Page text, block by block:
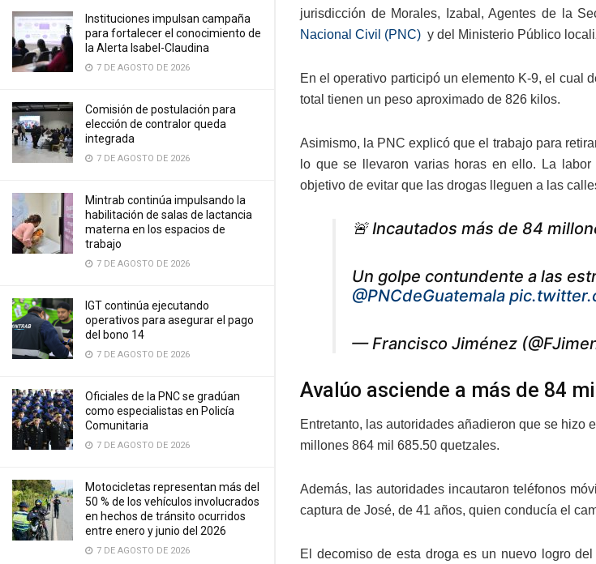
Instituciones impulsan campaña
para fortalecer el conocimiento de
la Alerta Isabel-Claudina
7 DE AGOSTO DE 2026
Comisión de postulación para
elección de contralor queda
integrada
7 DE AGOSTO DE 2026
Mintrab continúa impulsando la
habilitación de salas de lactancia
materna en los espacios de
trabajo
7 DE AGOSTO DE 2026
IGT continúa ejecutando
operativos para asegurar el pago
del bono 14
7 DE AGOSTO DE 2026
Oficiales de la PNC se gradúan
como especialistas en Policía
Comunitaria
7 DE AGOSTO DE 2026
Motocicletas representan más del
50 % de los vehículos involucrados
en hechos de tránsito ocurridos
entre enero y junio del 2026
7 DE AGOSTO DE 2026
jurisdicción de Morales, Izabal, Agentes de la
Nacional Civil (PNC) y del Ministerio Público
En el operativo participó un elemento K-9, el cual
total tienen un peso aproximado de 826 kilos.
Asimismo, la PNC explicó que el trabajo para
lo que se llevaron varias horas en ello. La
objetivo de evitar que las drogas lleguen a las
🚨 Incautados más de 84
Un golpe contundente a las
@PNCdeGuatemala
— Francisco Jiménez
Avalúo asciende a más de 84
Entretanto, las autoridades añadieron que se
millones 864 mil 685.50 quetzales.
Además, las autoridades incautaron teléfonos
captura de José, de 41 años, quien conducía el
El decomiso de esta droga es un nuevo logro